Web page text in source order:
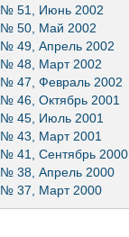
№ 51, Июнь 2002
№ 50, Май 2002
№ 49, Апрель 2002
№ 48, Март 2002
№ 47, Февраль 2002
№ 46, Октябрь 2001
№ 45, Июль 2001
№ 43, Март 2001
№ 41, Сентябрь 2000
№ 38, Апрель 2000
№ 37, Март 2000